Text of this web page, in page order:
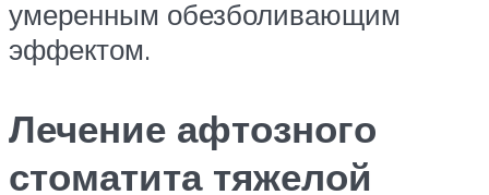
умеренным обезболивающим
эффектом.
Лечение афтозного
стоматита тяжелой